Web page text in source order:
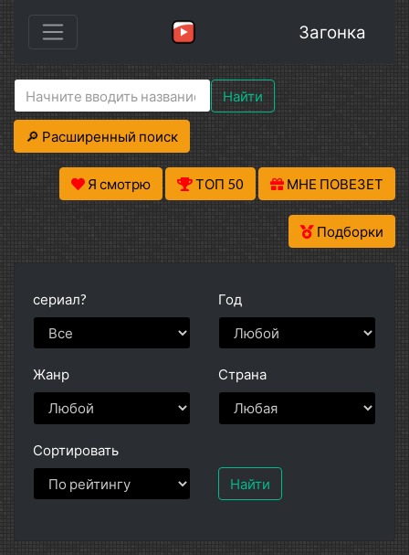
Загонка
Найти
🔎 Расширенный поиск
Я смотрю ТОП 50 МНЕ ПОВЕЗЕТ
Подборки
сериал? Год
Жанр Страна
Сортировать
Найти